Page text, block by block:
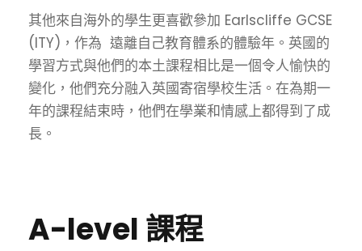
其他來自海外的學生更喜歡參加 Earlscliffe GCSE
(ITY)，作為 遠離自己教育體系的體驗年。 英國的
學習方式與他們的本土課程相比是一個令人愉快的
變化，他們充分融入英國寄宿學校生活。在為期一
年的課程結束時，他們在學業和情感上都得到了成
長。
A-level 課程